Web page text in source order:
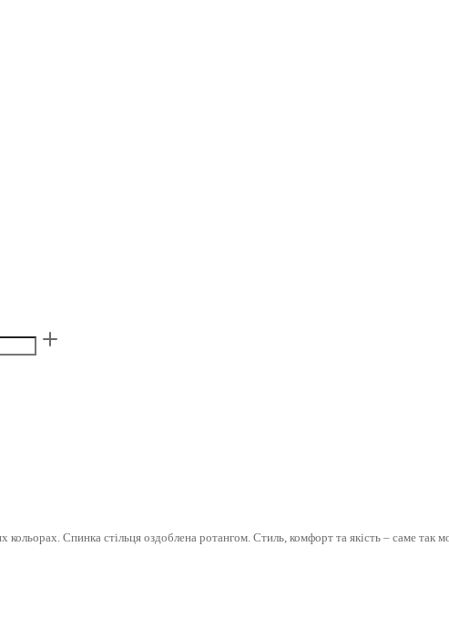
Спинка стільця оздоблена ротангом. Стиль, комфорт та якість – саме так